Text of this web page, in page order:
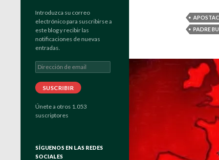
PADRE
Introduzca su correo
electrónico para suscribirse a
este blog y recibir las
notificaciones de nuevas
entradas.
Dirección
de
email
SUSCRIBIR
Únete a otros 1.053
suscriptores
SÍGUENOS EN LAS REDES
SOCIALES